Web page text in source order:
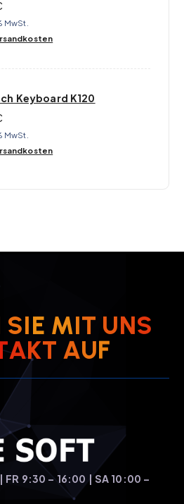
MwSt.
Keyboard K120
MwSt.
SIE MIT UNS
AKT AUF
FR 9:30 – 16:00 | SA 10:00 –